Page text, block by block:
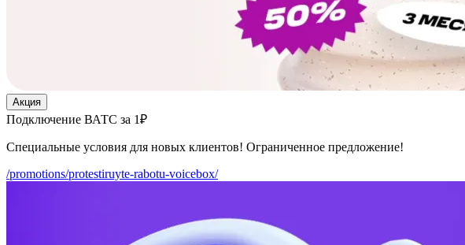
Акция
Подключение ВАТС за 1₽
Специальные условия для новых клиентов! Ограниченное предложение!
/promotions/protestiruyte-rabotu-voicebox/